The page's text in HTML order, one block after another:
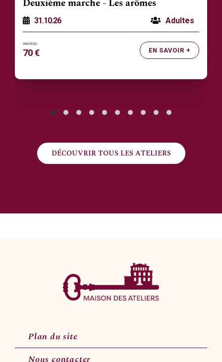
Deuxième marche - Les arômes
Adultes
31.10.26
EN SAVOIR +
70 €
DÉCOUVRIR TOUS LES ATELIERS
Plan du site
Nous contacter